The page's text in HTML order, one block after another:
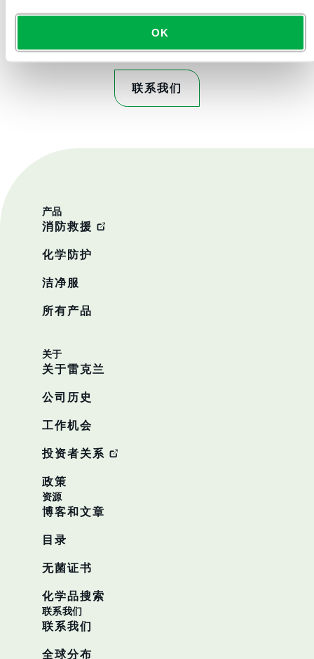
OK
联系我们
产品
消防救援
化学防护
洁净服
所有产品
关于
关于雷克兰
公司历史
工作机会
投资者关系
政策
资源
博客和文章
目录
无菌证书
化学品搜索
联系我们
联系我们
全球分布